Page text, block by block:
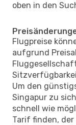
oben in den
Flugpreise
aufgrund
Um den
Singapur zu
schnell wie
Tarif finden,